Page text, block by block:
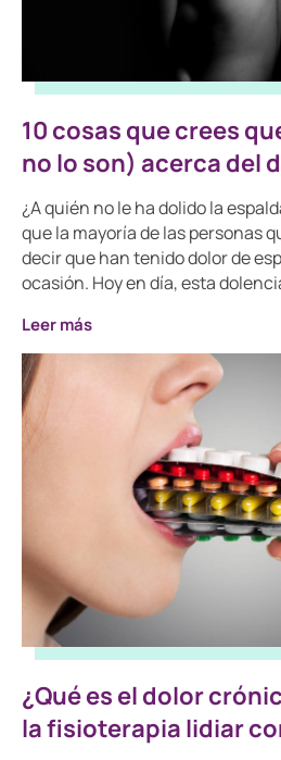
10 cosas que crees
no lo son) acerca del
¿A quién no le ha dolido la
que la mayoría de las personas
decir que han tenido dolor de
ocasión. Hoy en día, esta
Leer más
¿Qué es el dolor
la fisioterapia lidiar